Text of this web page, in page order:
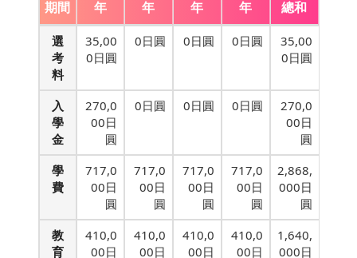
期間
年
年
年
年
總和
選
考
料
35,00
0日圓
0日圓 0日圓 0日圓
35,00
0日圓
入
學
金
270,0
00日
圓
0日圓 0日圓 0日圓
270,0
00日
圓
學
費
717,0
00日
圓
717,0
00日
圓
717,0
00日
圓
717,0
00日
圓
2,868,
000日
圓
教
育
410,0
00日
410,0
00日
410,0
00日
410,0
00日
1,640,
000日